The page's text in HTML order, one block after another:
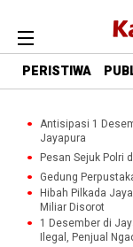
PERISTIWA
Antisipasi 1
Jayapura
Pesan Sejuk Polri
Gedung
Hibah Pilkada
Miliar Disorot
1 Desember di
Ilegal, Penjual